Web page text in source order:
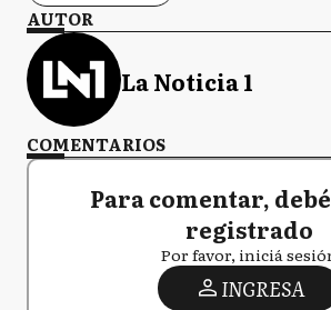
AUTOR
La Noticia 1
COMENTARIOS
Para comentar,
registrado
Por favor, iniciá
INGRESA